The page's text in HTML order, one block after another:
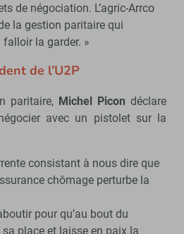
de négociation. L’agric-Arrco
la gestion paritaire qui
la garder. »
de l’U2P
paritaire, Michel Picon déclare
avec un pistolet sur la
consistant à nous dire que
chômage perturbe la
pour qu’au bout du
sa place et laisse en paix la